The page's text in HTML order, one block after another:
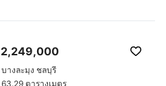
2,249,000
บางละมุง ชลบุรี
63.29 ตารางเมตร